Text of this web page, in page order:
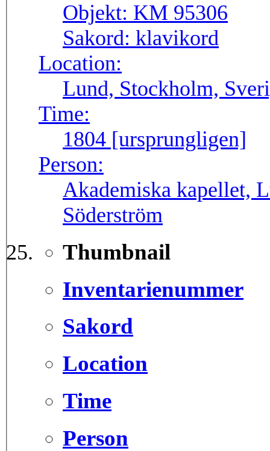
Objekt: KM 95306
Sakord: klavikord
Location:
Lund, Stockholm,
Time:
1804 [ursprungligen]
Person:
Akademiska kapellet,
Söderström
Thumbnail
Inventarienummer
Sakord
Location
Time
Person